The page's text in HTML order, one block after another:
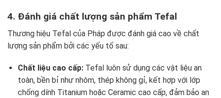
4. Đánh giá chất lượng sản phẩm Tefal
Thương hiệu Tefal của Pháp được đánh giá cao về chất
lượng sản phẩm bởi các yếu tố sau:
Chất liệu cao cấp:Tefal luôn sử dụng các vật liệu an
toàn, bền bỉ như nhôm, thép không gỉ, kết hợp với lớp
chống dính Titanium hoặc Ceramic cao cấp, đảm bảo an